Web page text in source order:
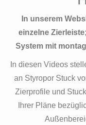
In unserem
einzelne
System mit
In diesen Videos
an Styropor Stuck
Zierprofile und
Ihrer Pläne